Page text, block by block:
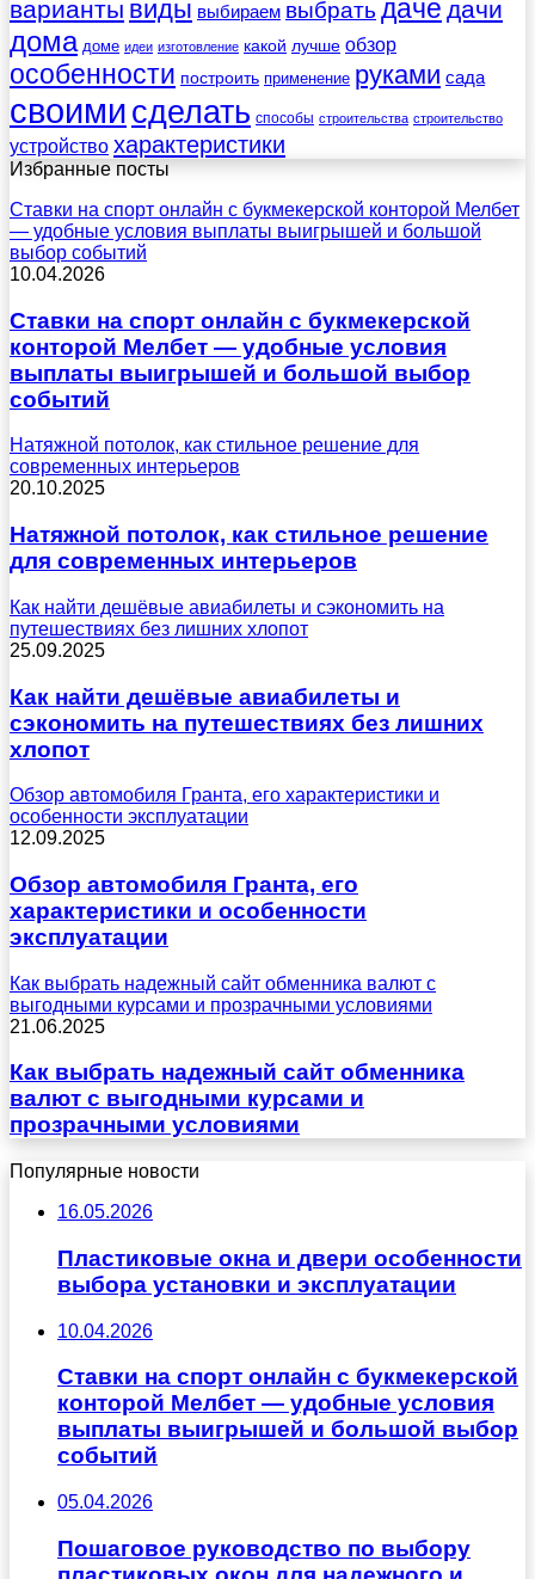
варианты виды выбираем выбрать даче дачи
дома доме идеи изготовление какой лучше обзор
особенности построить применение руками сада
своими сделать способы строительства строительство
устройство характеристики
Избранные посты
Ставки на спорт онлайн с букмекерской конторой Мелбет
— удобные условия выплаты выигрышей и большой
выбор событий
10.04.2026
Ставки на спорт онлайн с букмекерской
конторой Мелбет — удобные условия
выплаты выигрышей и большой выбор
событий
Натяжной потолок, как стильное решение для
современных интерьеров
20.10.2025
Натяжной потолок, как стильное решение
для современных интерьеров
Как найти дешёвые авиабилеты и сэкономить на
путешествиях без лишних хлопот
25.09.2025
Как найти дешёвые авиабилеты и
сэкономить на путешествиях без лишних
хлопот
Обзор автомобиля Гранта, его характеристики и
особенности эксплуатации
12.09.2025
Обзор автомобиля Гранта, его
характеристики и особенности
эксплуатации
Как выбрать надежный сайт обменника валют с
выгодными курсами и прозрачными условиями
21.06.2025
Как выбрать надежный сайт обменника
валют с выгодными курсами и
прозрачными условиями
Популярные новости
16.05.2026
Пластиковые окна и двери особенности
выбора установки и эксплуатации
10.04.2026
Ставки на спорт онлайн с букмекерской
конторой Мелбет — удобные условия
выплаты выигрышей и большой выбор
событий
05.04.2026
Пошаговое руководство по выбору